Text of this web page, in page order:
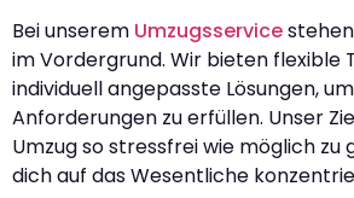
Bei unserem Umzugsservice
im Vordergrund. Wir bieten flexible
individuell angepasste Lösungen,
Anforderungen zu erfüllen. Unser
Umzug so stressfrei wie möglich zu
dich auf das Wesentliche